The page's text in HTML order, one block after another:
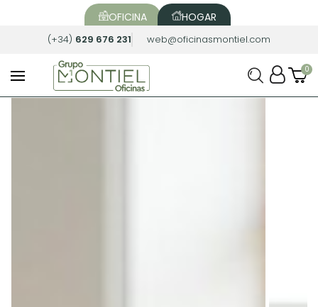
OFICINA HOGAR
(+34) 629 676 231 web@oficinasmontiel.com